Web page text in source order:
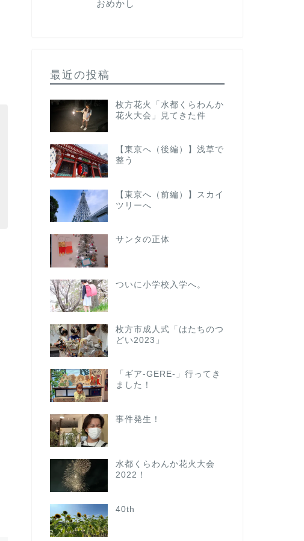
おめかし
最近の投稿
枚方花火「水都くらわんか
花火大会」見てきた件
【東京へ（後編）】浅草で
整う
【東京へ（前編）】スカイ
ツリーへ
サンタの正体
ついに小学校入学へ。
枚方市成人式「はたちのつ
どい2023」
「ギア-GERE-」行ってき
ました！
事件発生！
水都くらわんか花火大会
2022！
40th